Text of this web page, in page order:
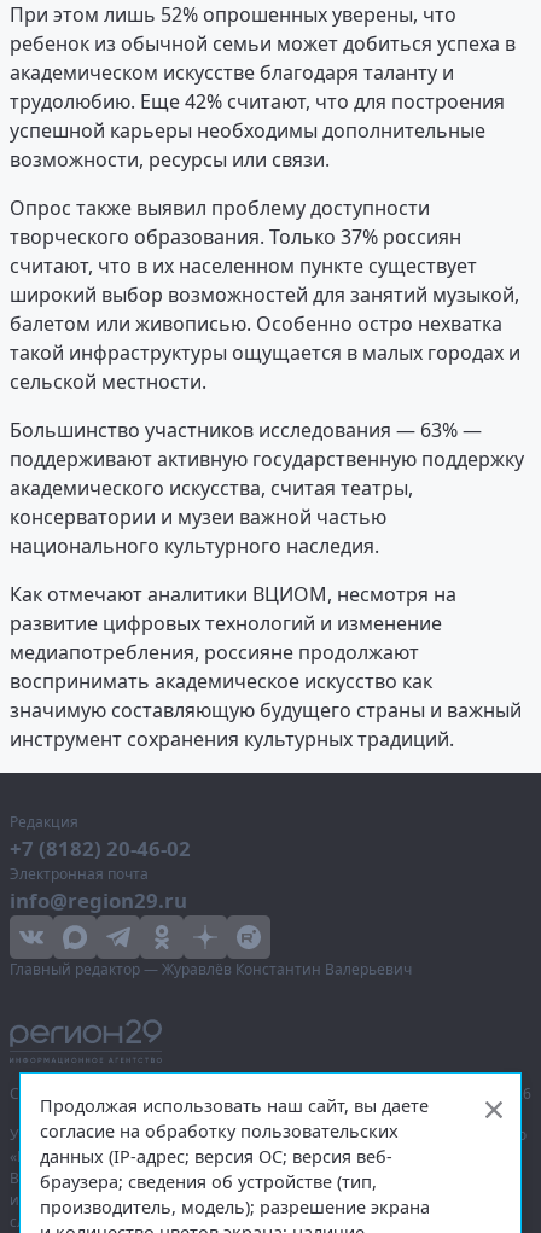
При этом лишь 52% опрошенных уверены, что
ребенок из обычной семьи может добиться успеха в
академическом искусстве благодаря таланту и
трудолюбию. Еще 42% считают, что для построения
успешной карьеры необходимы дополнительные
возможности, ресурсы или связи.
Опрос также выявил проблему доступности
творческого образования. Только 37% россиян
считают, что в их населенном пункте существует
широкий выбор возможностей для занятий музыкой,
балетом или живописью. Особенно остро нехватка
такой инфраструктуры ощущается в малых городах и
сельской местности.
Большинство участников исследования — 63% —
поддерживают активную государственную поддержку
академического искусства, считая театры,
консерватории и музеи важной частью
национального культурного наследия.
Как отмечают аналитики ВЦИОМ, несмотря на
развитие цифровых технологий и изменение
медиапотребления, россияне продолжают
воспринимать академическое искусство как
значимую составляющую будущего страны и важный
инструмент сохранения культурных традиций.
Редакция
+7 (8182) 20-46-02
Электронная почта
info@region29.ru
Главный редактор — Журавлёв Константин Валерьевич
Сетевое издание «Информационное агентство Регион 29»,
© 2016–2026
Учредитель — общество с ограниченной ответственностью «Агентство
«Правда Севера».
Выписка из реестра зарегистрированных средств массовой
информации: ЭЛ № ФС 77-74226 от 09.11.2018 выдано Федеральной
службой по надзору в сфере связи, информационных технологий
Продолжая использовать наш сайт, вы даете
согласие на обработку пользовательских
данных (IP-адрес; версия ОС; версия веб-
браузера; сведения об устройстве (тип,
производитель, модель); разрешение экрана